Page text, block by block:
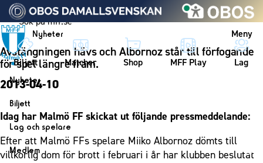
Vidare till innehållet
Nyheter Meny
Biljett Matcher Shop MFF Play Lag
Nyheter
Nyheter
Kalender
Biljett
Biljett
Årskort herr
Årskort dam
Lag och spelare
Lag
Medlem
Avstängningen hävs och Albornoz står till förfogande
för spel längre fram.
2013-04-10
Idag har Malmö FF skickat ut följande pressmeddelande:
Efter att Malmö FFs spelare Miiko Albornoz dömts till
villkorlig dom för brott i februari i år har klubben beslutat